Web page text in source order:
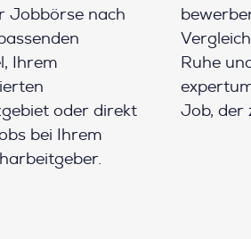
Jobbörse nach
Ihrem
oder direkt
bei Ihrem
Ruhe
Job, der